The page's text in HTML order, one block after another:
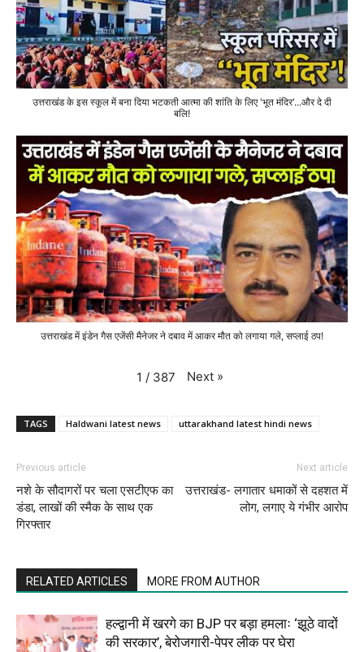
उत्तराखंड के इस स्कूल में बना दिया भटकती आत्मा की शांति के लिए 'भूत मंदिर'...और दे दी
बलि!
उत्तराखंड में इंडेन गैस एजेंसी मैनेजर ने दबाव में आकर मौत को लगाया गले, सप्लाई ठप!
1 / 387 Next »
TAGS Haldwani latest news uttarakhand latest hindi news
Previous article
नशे के सौदागरों पर चला एसटीएफ का
डंडा, लाखों की स्मैक के साथ एक
गिरफ्तार
Next article
उत्तराखंड- लगातार धमाकों से दहशत में
लोग, लगाए ये गंभीर आरोप
RELATED ARTICLES MORE FROM AUTHOR
हल्द्वानी में खरगे का BJP पर बड़ा हमलाः ‘झूठे वादों
की सरकार’, बेरोजगारी-पेपर लीक पर घेरा